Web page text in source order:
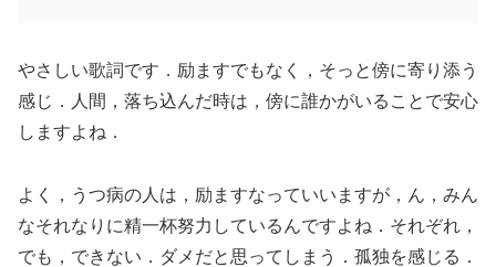
やさしい歌詞です．励ますでもなく，そっと傍に寄り添う
感じ．人間，落ち込んだ時は，傍に誰かがいることで安心
しますよね．
よく，うつ病の人は，励ますなっていいますが，ん，みん
なそれなりに精一杯努力しているんですよね．それぞれ，
でも，できない．ダメだと思ってしまう．孤独を感じる．